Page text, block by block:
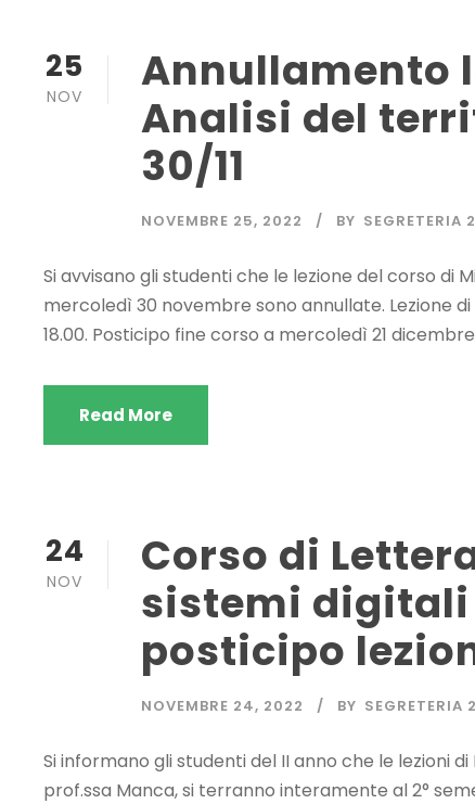
25
NOV
Annullamento
Analisi del
30/11
NOVEMBRE 25, 2022 BY SEGRETERIA 2
Si avvisano gli studenti che le lezione del corso di
mercoledì 30 novembre sono annullate. Lezione
18.00. Posticipo fine corso a mercoledì 21 dicembre
Read More
24
NOV
Corso di
sistemi digitali
posticipo
NOVEMBRE 24, 2022 BY SEGRETERIA 2
Si informano gli studenti del II anno che le lezioni
prof.ssa Manca, si terranno interamente al 2°